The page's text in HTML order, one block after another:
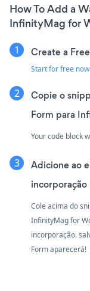
How To Add a
InfinityMag for
Create a
Start for free now
Copie o
Form para
Your code block
Adicione ao
Cole acima do
InfinityMag for
incorporação.
Form aparecerá!